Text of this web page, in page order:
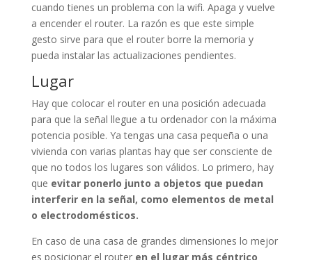
cuando tienes un problema con la wifi. Apaga y vuelve
a encender el router. La razón es que este simple
gesto sirve para que el router borre la memoria y
pueda instalar las actualizaciones pendientes.
Lugar
Hay que colocar el router en una posición adecuada
para que la señal llegue a tu ordenador con la máxima
potencia posible. Ya tengas una casa pequeña o una
vivienda con varias plantas hay que ser consciente de
que no todos los lugares son válidos. Lo primero, hay
que evitar ponerlo junto a objetos que puedan
interferir en la señal, como elementos de metal
o electrodomésticos.
En caso de una casa de grandes dimensiones lo mejor
es posicionar el router en el lugar más céntrico